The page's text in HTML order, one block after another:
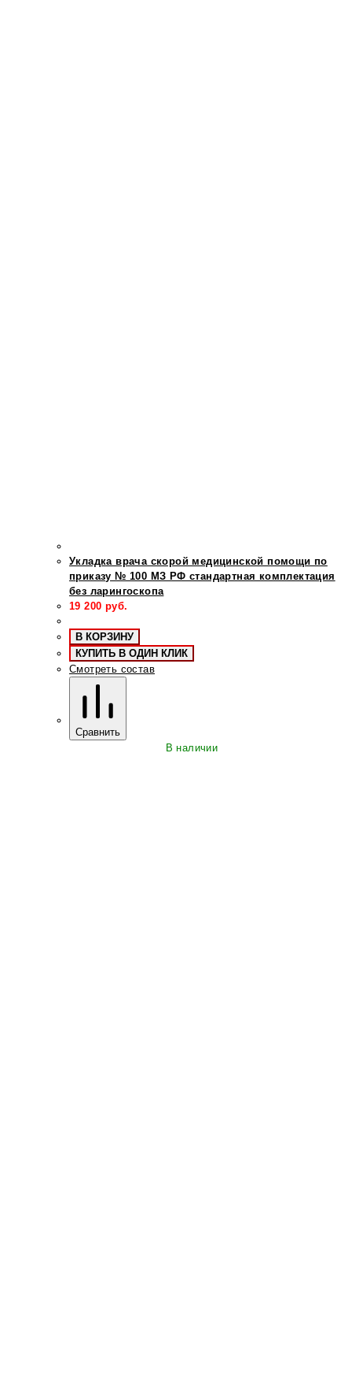
Укладка врача скорой медицинской помощи по
приказу № 100 МЗ РФ стандартная комплектация
без ларингоскопа
19 200 руб.
В КОРЗИНУ
КУПИТЬ В ОДИН КЛИК
Смотреть состав
Сравнить
В наличии